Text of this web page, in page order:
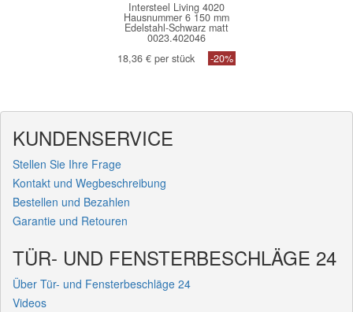
Intersteel Living 4020
Hausnummer 6 150 mm
Edelstahl-Schwarz matt
0023.402046
18,36 € per stück
-20%
KUNDENSERVICE
Stellen Sie Ihre Frage
Kontakt und Wegbeschreibung
Bestellen und Bezahlen
Garantie und Retouren
TÜR- UND FENSTERBESCHLÄGE 24
Über Tür- und Fensterbeschläge 24
Videos